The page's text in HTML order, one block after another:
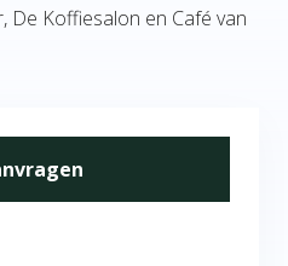
De Koffiesalon en Café van